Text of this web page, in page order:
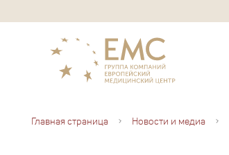
Главная страница Новости и медиа